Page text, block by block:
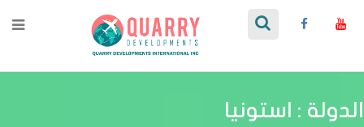
الدولة : استونيا